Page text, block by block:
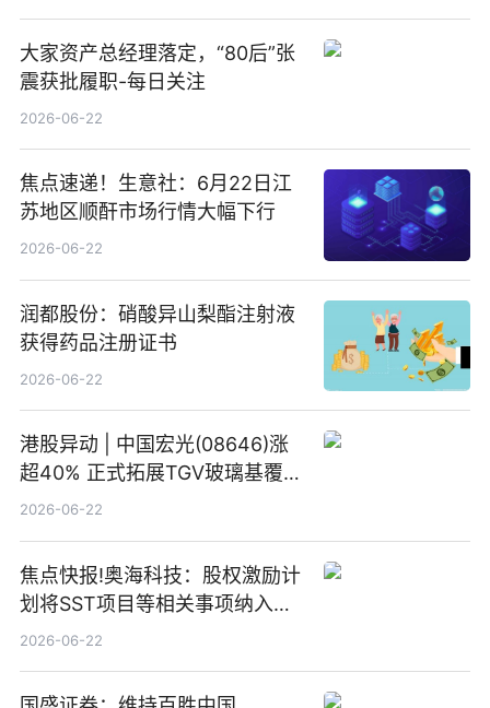
大家资产总经理落定，“80后”张
震获批履职-每日关注
2026-06-22
焦点速递！生意社：6月22日江
苏地区顺酐市场行情大幅下行
2026-06-22
润都股份：硝酸异山梨酯注射液
获得药品注册证书
2026-06-22
港股异动 | 中国宏光(08646)涨
超40% 正式拓展TGV玻璃基覆铜
板新材料业务
2026-06-22
焦点快报!奥海科技：股权激励计
划将SST项目等相关事项纳入专
项业务发展考核指标
2026-06-22